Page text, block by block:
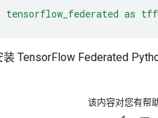
tensorflow_federated as
TensorFlow Federated
该内容对您有帮